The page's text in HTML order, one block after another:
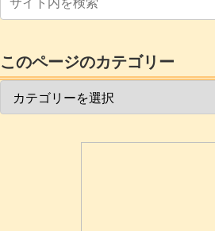
このページのカテゴリー